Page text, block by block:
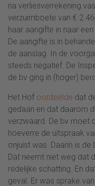
na verliesverrekening
verzuimboete van €
haar aangifte in naar
De aangifte is in
de aanslag. In de
steeds negatief. De
de bv ging in (hoger)
Het Hof oordeelde dat
gedaan en dat daarom
verzwaard. De bv moet
hoeverre de uitspraak
onjuist was. Daarin is
Dat neemt niet weg dat
redelijke schatting. En
geval. Er was sprake